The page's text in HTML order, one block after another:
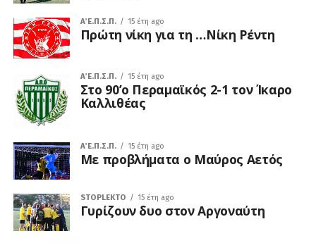
Α΄ Ε.Π.Σ.Π. 15 έτη ago
Πρώτη νίκη για τη …Νίκη Ρέντη
Α΄ Ε.Π.Σ.Π. 15 έτη ago
Στο 90’ο Περαμαϊκός 2-1 τον Ίκαρο
Καλλιθέας
Α΄ Ε.Π.Σ.Π. 15 έτη ago
Με προβλήματα ο Μαύρος Αετός
STOPLEKTO 15 έτη ago
Γυρίζουν δυο στον Αργοναύτη